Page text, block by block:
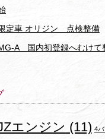
定車 オリジン 点検整備
A 国内初登録へむけて
エンジン (11) 4